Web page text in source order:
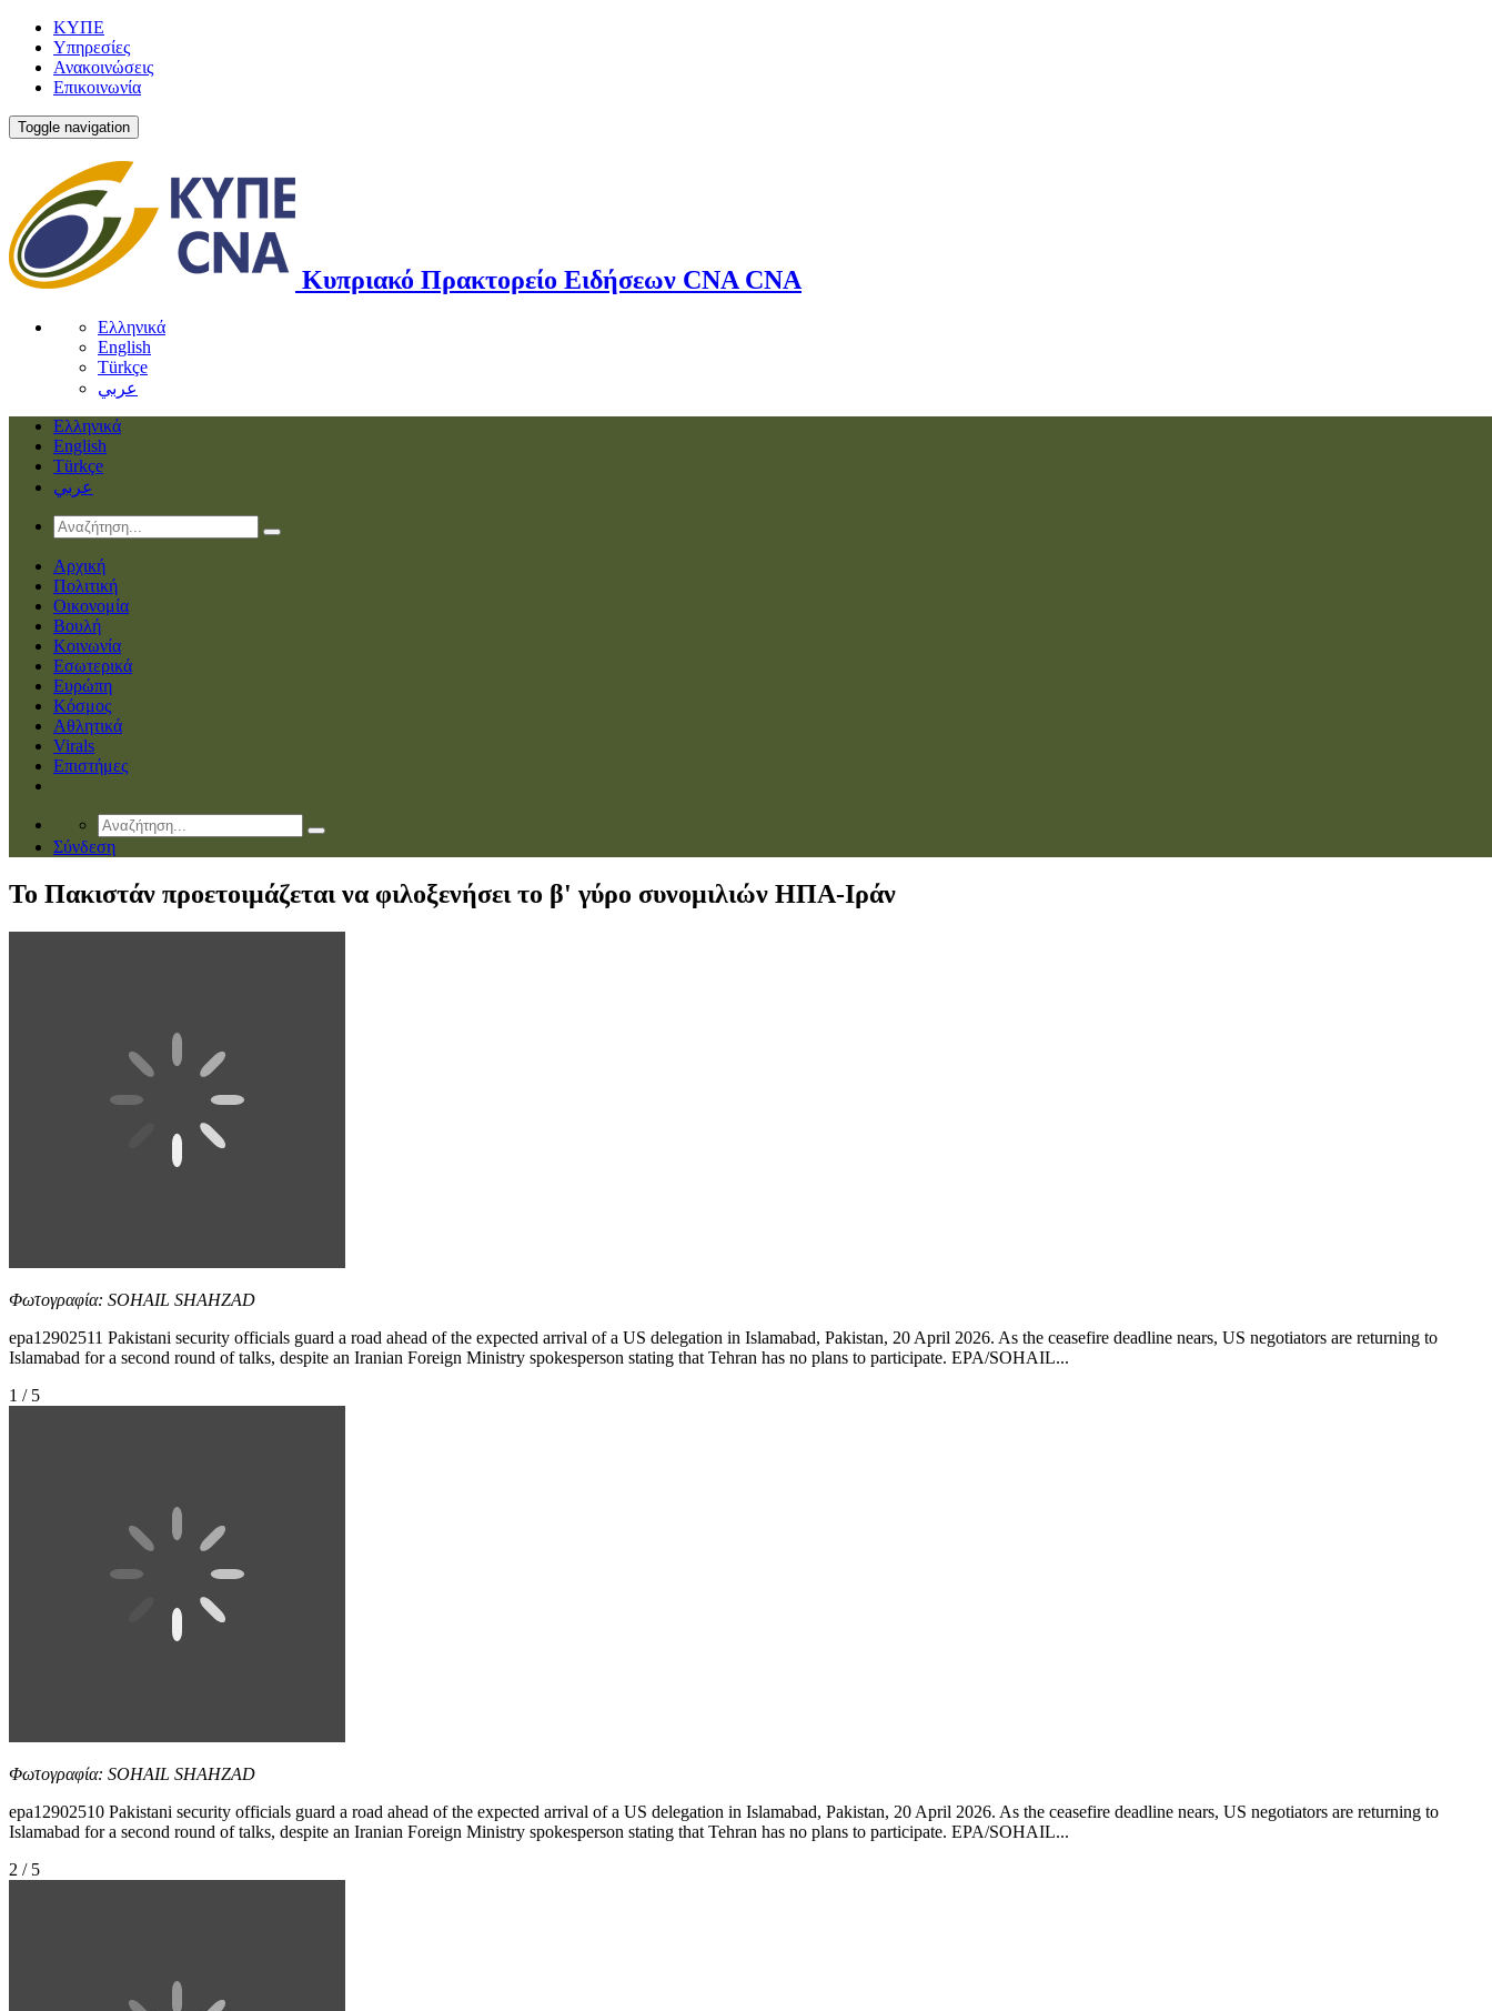
ΚΥΠΕ
Υπηρεσίες
Ανακοινώσεις
Επικοινωνία
Toggle navigation
Κυπριακό Πρακτορείο Ειδήσεων CNA CNA
Ελληνικά
English
Türkçe
عربي
Ελληνικά
English
Türkçe
عربي
Αρχική
Πολιτική
Οικονομία
Βουλή
Κοινωνία
Εσωτερικά
Ευρώπη
Κόσμος
Αθλητικά
Virals
Επιστήμες
Σύνδεση
Το Πακιστάν προετοιμάζεται να φιλοξενήσει το β' γύρο συνομιλιών ΗΠΑ-Ιράν
Φωτογραφία: SOHAIL SHAHZAD
epa12902511 Pakistani security officials guard a road ahead of the expected arrival of a US delegation in Islamabad, Pakistan, 20 April 2026. As the ceasefire deadline nears, US negotiators are returning to
Islamabad for a second round of talks, despite an Iranian Foreign Ministry spokesperson stating that Tehran has no plans to participate. EPA/SOHAIL...
1 / 5
Φωτογραφία: SOHAIL SHAHZAD
epa12902510 Pakistani security officials guard a road ahead of the expected arrival of a US delegation in Islamabad, Pakistan, 20 April 2026. As the ceasefire deadline nears, US negotiators are returning to
Islamabad for a second round of talks, despite an Iranian Foreign Ministry spokesperson stating that Tehran has no plans to participate. EPA/SOHAIL...
2 / 5